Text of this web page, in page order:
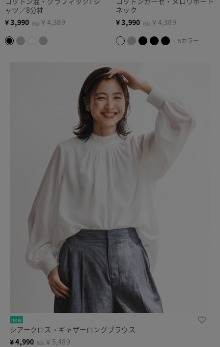
ャツ／8分袖
¥3,990 税込 ￥4,389
ネック
¥3,990 税込 ￥4,389
+ 5カラー
new
シアークロス・ギャザーロングブラウス
¥4,990 税込 ￥5,489